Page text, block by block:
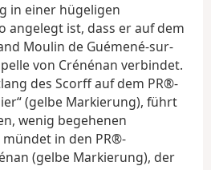
i
in einer hügeligen
angelegt ist, dass er auf dem
Moulin de Guémené-sur-
von Crénénan verbindet.
des Scorff auf dem PR®-
(gelbe Markierung), führt
wenig begehenen
in den PR®-
(gelbe Markierung), der